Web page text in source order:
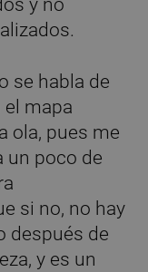
se habla de
el mapa
ola, pues me
un poco de
si no, no hay
después de
y es un